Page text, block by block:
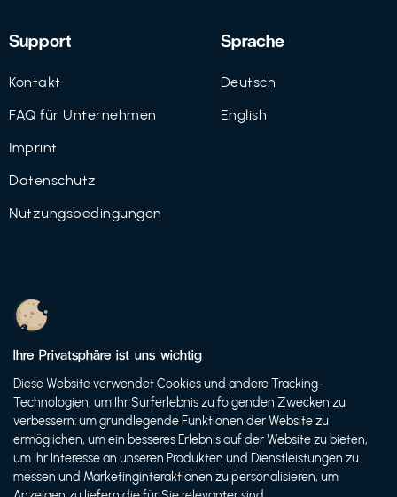
Support
Kontakt
FAQ für Unternehmen
Imprint
Datenschutz
Nutzungsbedingungen
Sprache
Deutsch
English
© 2021 FutureBens GmbH
Ihre Privatsphäre ist uns wichtig
Diese Website verwendet Cookies und andere Tracking-
Technologien, um Ihr Surferlebnis zu folgenden Zwecken zu
verbessern: um grundlegende Funktionen der Website zu
ermöglichen, um ein besseres Erlebnis auf der Website zu bieten,
um Ihr Interesse an unseren Produkten und Dienstleistungen zu
messen und Marketinginteraktionen zu personalisieren, um